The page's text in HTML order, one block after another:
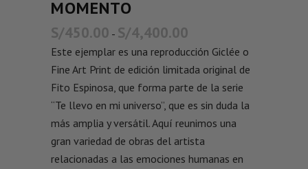
MOMENTO
S/450.00 - S/4,400.00
Este ejemplar es una reproducción Giclée o
Fine Art Print de edición limitada original de
Fito Espinosa, que forma parte de la serie
“Te llevo en mi universo”, que es sin duda la
más amplia y versátil. Aquí reunimos una
gran variedad de obras del artista
relacionadas a las emociones humanas en